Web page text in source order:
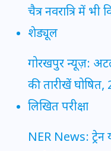
चैत्र नवरात्रि में भी
शेड्यूल
गोरखपुर न्यूज़:
की तारीखें
लिखित परीक्षा
NER News: ट्रेन